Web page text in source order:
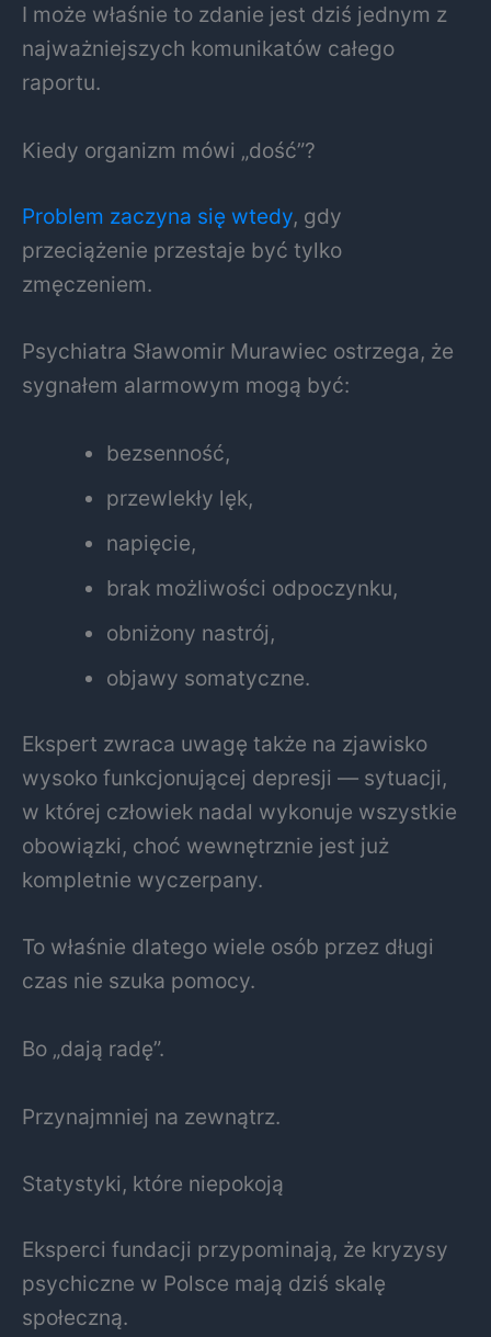
I może właśnie to zdanie jest dziś jednym z
najważniejszych komunikatów całego
raportu.
Kiedy organizm mówi „dość”?
Problem zaczyna się wtedy, gdy
przeciążenie przestaje być tylko
zmęczeniem.
Psychiatra Sławomir Murawiec ostrzega, że
sygnałem alarmowym mogą być:
bezsenność,
przewlekły lęk,
napięcie,
brak możliwości odpoczynku,
obniżony nastrój,
objawy somatyczne.
Ekspert zwraca uwagę także na zjawisko
wysoko funkcjonującej depresji — sytuacji,
w której człowiek nadal wykonuje wszystkie
obowiązki, choć wewnętrznie jest już
kompletnie wyczerpany.
To właśnie dlatego wiele osób przez długi
czas nie szuka pomocy.
Bo „dają radę”.
Przynajmniej na zewnątrz.
Statystyki, które niepokoją
Eksperci fundacji przypominają, że kryzysy
psychiczne w Polsce mają dziś skalę
społeczną.